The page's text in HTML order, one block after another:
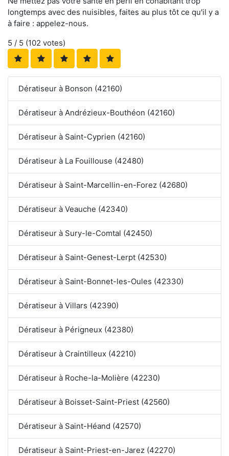
longtemps avec des nuisibles, faites au plus tôt ce qu'il y a
à faire : appelez-nous.
5 / 5 (102 votes)
Dératiseur à Bonson (42160)
Dératiseur à Andrézieux-Bouthéon (42160)
Dératiseur à Saint-Cyprien (42160)
Dératiseur à La Fouillouse (42480)
Dératiseur à Saint-Marcellin-en-Forez (42680)
Dératiseur à Veauche (42340)
Dératiseur à Sury-le-Comtal (42450)
Dératiseur à Saint-Genest-Lerpt (42530)
Dératiseur à Saint-Bonnet-les-Oules (42330)
Dératiseur à Villars (42390)
Dératiseur à Périgneux (42380)
Dératiseur à Craintilleux (42210)
Dératiseur à Roche-la-Molière (42230)
Dératiseur à Boisset-Saint-Priest (42560)
Dératiseur à Saint-Héand (42570)
Dératiseur à Saint-Priest-en-Jarez (42270)